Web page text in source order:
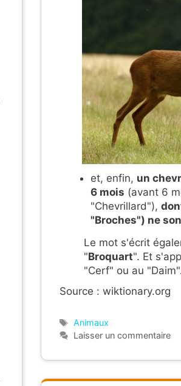
et, enfin, un
6 mois (avant 6
"Chevrillard"),
"Broches") ne
Le mot s'écrit
"Broquart". Et
"Cerf" ou au
Source : wiktionary.org
Étiquettes
Animaux
Laisser un commentaire